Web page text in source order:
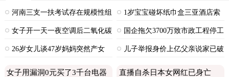
河南三支一扶考试存在规模性组
织作弊犯罪
1岁宝宝碰坏纸巾盒三亚酒店索
赔924元
女子开一天一夜空调后二氧化碳
中毒
国企拖欠3700万致市政工程停工
26岁女儿谈47岁妈妈突然产女
儿子举报身价上亿父亲说家已破
女子用漏洞0元买了3千台电器 直播自杀日本女网红已身亡